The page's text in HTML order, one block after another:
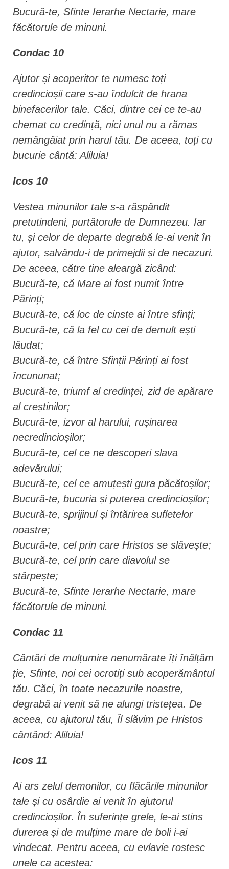
Bucură-te, Sfinte Ierarhe Nectarie, mare
făcătorule de minuni.
Condac 10
Ajutor și acoperitor te numesc toți
credincioșii care s-au îndulcit de hrana
binefacerilor tale. Căci, dintre cei ce te-au
chemat cu credință, nici unul nu a rămas
nemângâiat prin harul tău. De aceea, toți cu
bucurie cântă: Aliluia!
Icos 10
Vestea minunilor tale s-a răspândit
pretutindeni, purtătorule de Dumnezeu. Iar
tu, și celor de departe degrabă le-ai venit în
ajutor, salvându-i de primejdii și de necazuri.
De aceea, către tine aleargă zicând:
Bucură-te, că Mare ai fost numit între
Părinți;
Bucură-te, că loc de cinste ai între sfinți;
Bucură-te, că la fel cu cei de demult ești
lăudat;
Bucură-te, că între Sfinții Părinți ai fost
încununat;
Bucură-te, triumf al credinței, zid de apărare
al creștinilor;
Bucură-te, izvor al harului, rușinarea
necredincioșilor;
Bucură-te, cel ce ne descoperi slava
adevărului;
Bucură-te, cel ce amuțești gura păcătoșilor;
Bucură-te, bucuria și puterea credincioșilor;
Bucură-te, sprijinul și întărirea sufletelor
noastre;
Bucură-te, cel prin care Hristos se slăvește;
Bucură-te, cel prin care diavolul se
stârpește;
Bucură-te, Sfinte Ierarhe Nectarie, mare
făcătorule de minuni.
Condac 11
Cântări de mulțumire nenumărate îți înălțăm
ție, Sfinte, noi cei ocrotiți sub acoperământul
tău. Căci, în toate ne­cazurile noastre,
degrabă ai venit să ne alungi tristețea. De
aceea, cu ajutorul tău, Îl slăvim pe Hristos
cântând: Aliluia!
Icos 11
Ai ars zelul demonilor, cu flăcările minunilor
tale și cu osârdie ai venit în ajutorul
credincioșilor. În suferințe grele, le-ai stins
durerea și de mulțime mare de boli i-ai
vindecat. Pentru aceea, cu evlavie rostesc
unele ca acestea: